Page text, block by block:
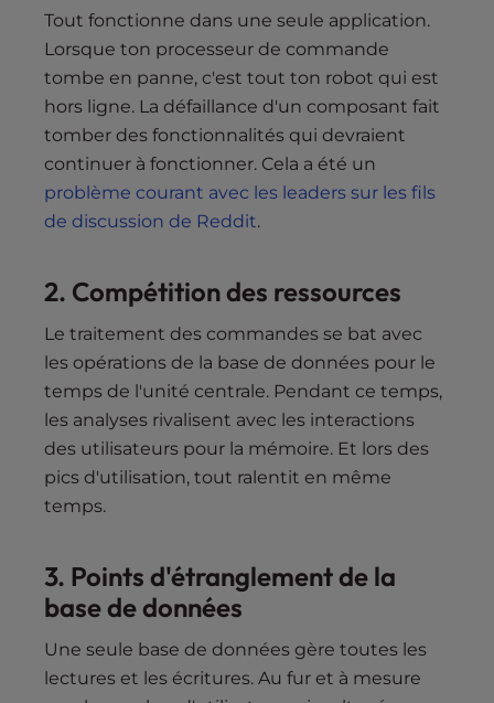
Tout fonctionne dans une seule application.
Lorsque ton processeur de commande
tombe en panne, c'est tout ton robot qui est
hors ligne. La défaillance d'un composant fait
tomber des fonctionnalités qui devraient
continuer à fonctionner. Cela a été un
problème courant avec les leaders sur les fils
de discussion de Reddit.
2. Compétition des ressources
Le traitement des commandes se bat avec
les opérations de la base de données pour le
temps de l'unité centrale. Pendant ce temps,
les analyses rivalisent avec les interactions
des utilisateurs pour la mémoire. Et lors des
pics d'utilisation, tout ralentit en même
temps.
3. Points d'étranglement de la
base de données
Une seule base de données gère toutes les
lectures et les écritures. Au fur et à mesure